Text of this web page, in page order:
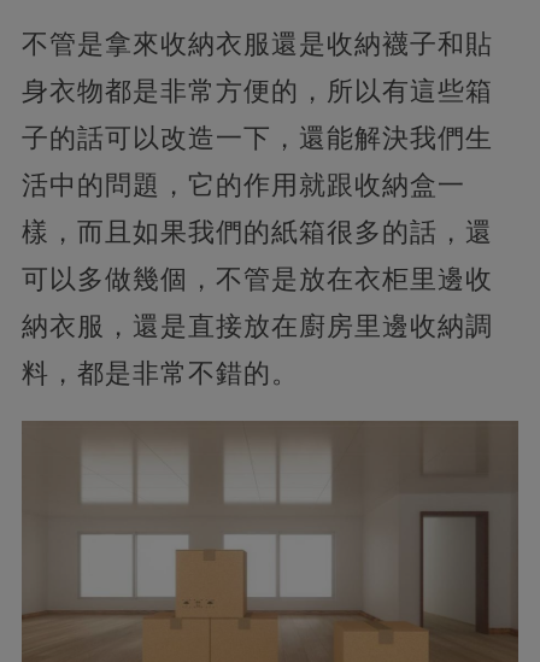
不管是拿來收納衣服還是收納襪子和貼
身衣物都是非常方便的，所以有這些箱
子的話可以改造一下，還能解決我們生
活中的問題，它的作用就跟收納盒一
樣，而且如果我們的紙箱很多的話，還
可以多做幾個，不管是放在衣柜里邊收
納衣服，還是直接放在廚房里邊收納調
料，都是非常不錯的。